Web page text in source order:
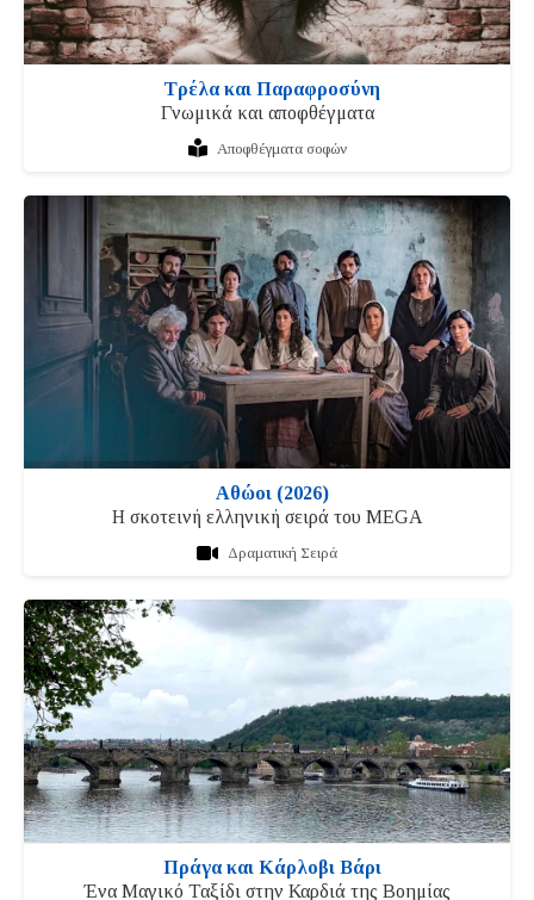
Τρέλα και Παραφροσύνη
Γνωμικά και αποφθέγματα
Αποφθέγματα σοφών
Αθώοι (2026)
Η σκοτεινή ελληνική σειρά του MEGA
Δραματική Σειρά
Πράγα και Κάρλοβι Βάρι
Ένα Μαγικό Ταξίδι στην Καρδιά της Βοημίας